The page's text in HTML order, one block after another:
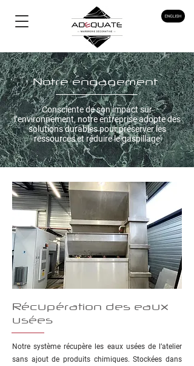
Notre engagement
Consciente de son impact sur
l’environnement, notre entreprise adopte des
solutions durables pour préserver les
ressources et réduire le gaspillage
Récupération des eaux
usées
Notre système récupère les eaux usées de l’atelier
sans ajout de produits chimiques. Stockées dans